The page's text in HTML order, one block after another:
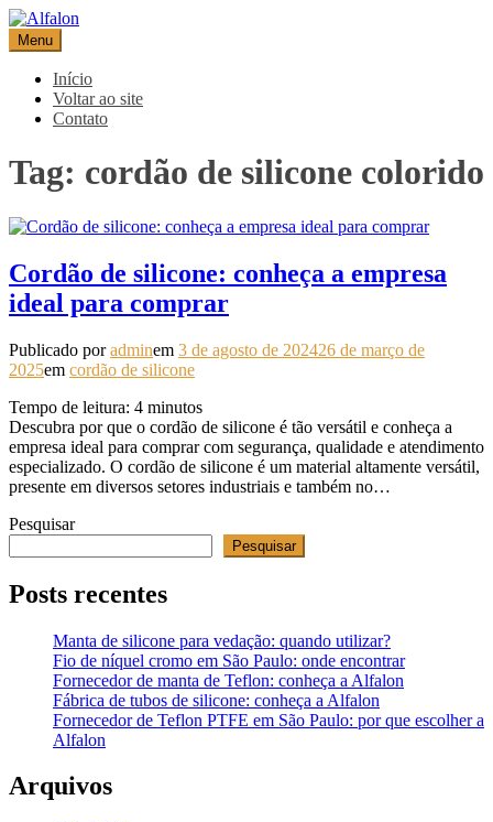
Pular
para
o
conteúdo
Alfalon
comércio e serviços pertinentes aos produtos de embalagens
Menu
Início
Voltar ao site
Contato
Tag: cordão de silicone colorido
Cordão de silicone: conheça a empresa
ideal para comprar
Publicado poradminem 3 de agosto de 202426 de março de
2025em cordão de silicone
Tempo de leitura: 4 minutos
Descubra por que o cordão de silicone é tão versátil e conheça a
empresa ideal para comprar com segurança, qualidade e atendimento
especializado. O cordão de silicone é um material altamente versátil,
presente em diversos setores industriais e também no…
Pesquisar
Pesquisar
Posts recentes
Manta de silicone para vedação: quando utilizar?
Fio de níquel cromo em São Paulo: onde encontrar
Fornecedor de manta de Teflon: conheça a Alfalon
Fábrica de tubos de silicone: conheça a Alfalon
Fornecedor de Teflon PTFE em São Paulo: por que escolher a
Alfalon
Arquivos